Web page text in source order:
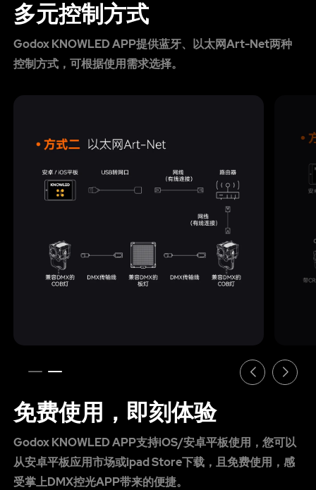
多元控制方式
Godox KNOWLED APP提供蓝牙、以太网Art-Net两种
控制方式，可根据使用需求选择。
免费使用，即刻体验
Godox KNOWLED APP支持iOS/安卓平板使用，您可以
从安卓平板应用市场或ipad Store下载，且免费使用，感
受掌上DMX控光APP带来的便捷。